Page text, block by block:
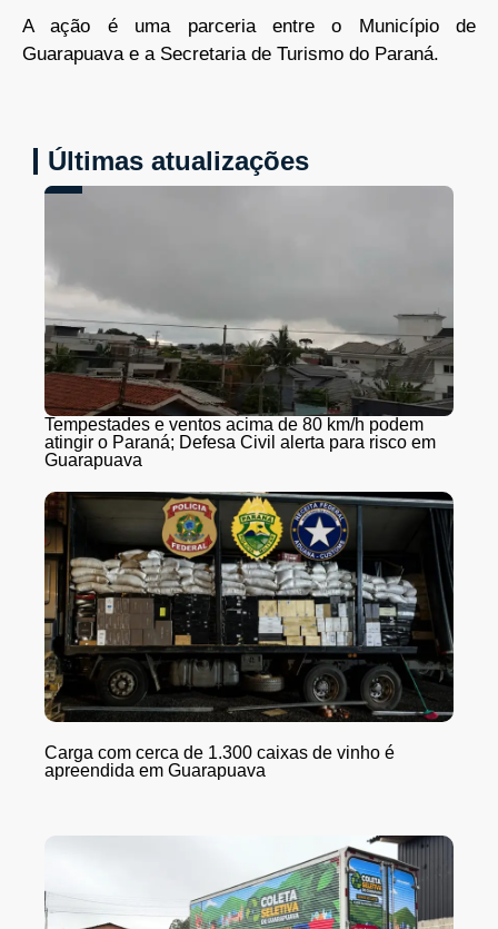
A ação é uma parceria entre o Município de
Guarapuava e a Secretaria de Turismo do Paraná.
Últimas atualizações
Tempestades e ventos acima de 80 km/h podem
atingir o Paraná; Defesa Civil alerta para risco em
Guarapuava
Carga com cerca de 1.300 caixas de vinho é
apreendida em Guarapuava